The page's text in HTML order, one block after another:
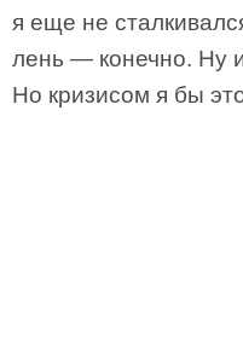
я еще не
лень — конечно. Ну
Но кризисом я бы